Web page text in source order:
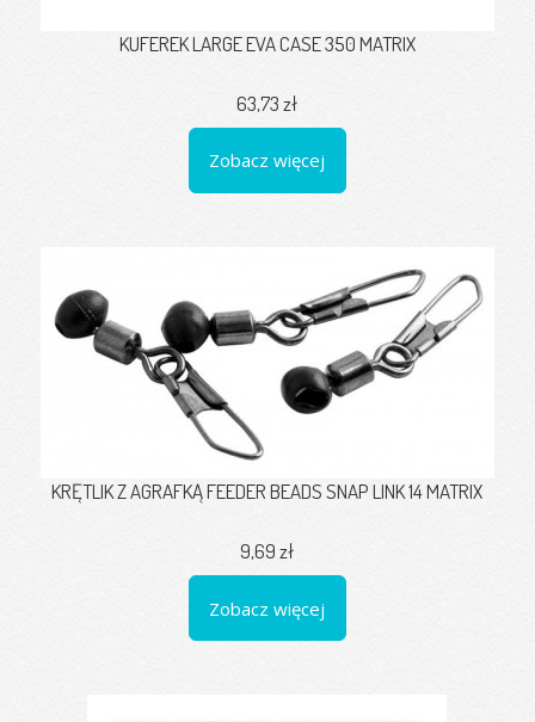
KUFEREK LARGE EVA CASE 350 MATRIX
63,73 zł
Zobacz więcej
KRĘTLIK Z AGRAFKĄ FEEDER BEADS SNAP LINK 14 MATRIX
9,69 zł
Zobacz więcej